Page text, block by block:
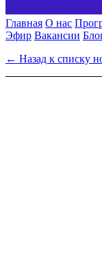
Главная О нас
Эфир Вакансии
← Назад к списку